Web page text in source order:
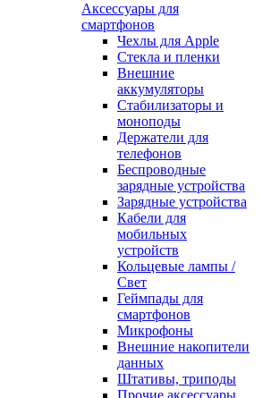
Аксессуары для
смартфонов
Чехлы для Apple
Стекла и пленки
Внешние
аккумуляторы
Стабилизаторы и
моноподы
Держатели для
телефонов
Беспроводные
зарядные устройства
Зарядные устройства
Кабели для
мобильных
устройств
Кольцевые лампы /
Свет
Геймпады для
смартфонов
Микрофоны
Внешние накопители
данных
Штативы, триподы
Прочие аксессуары